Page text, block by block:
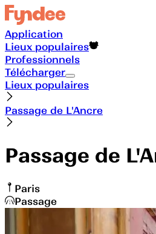
Application
Lieux populaires
Professionnels
Télécharger
Lieux populaires
Passage de L'Ancre
Passage de
Paris
Passage